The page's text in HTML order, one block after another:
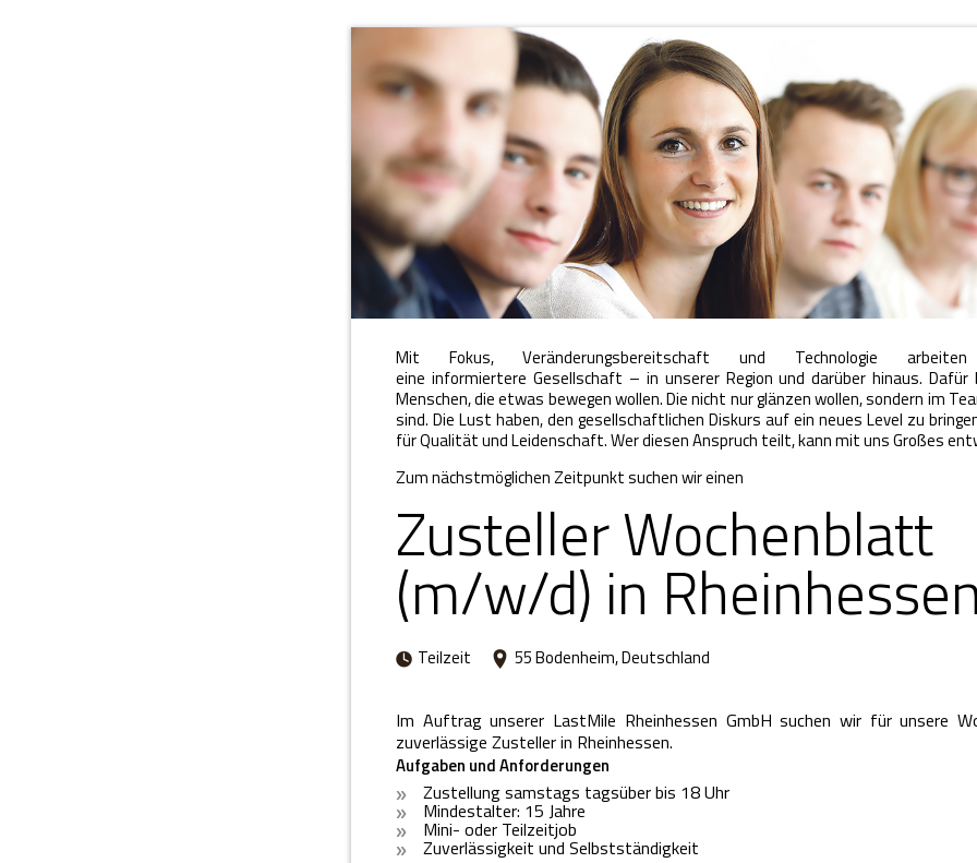
Mit Fokus, Veränderungsbereitschaft und Technologie
eine informiertere Gesellschaft – in unserer Region und darüber hinaus. Dafür
Menschen, die etwas bewegen wollen. Die nicht nur glänzen wollen, sondern im
sind. Die Lust haben, den gesellschaftlichen Diskurs auf ein neues Level zu
für Qualität und Leidenschaft. Wer diesen Anspruch teilt, kann mit uns Großes
Zum nächstmöglichen Zeitpunkt suchen wir einen
Zusteller Wochenblatt
(m/w/d) in Rheinhessen
Teilzeit 55 Bodenheim, Deutschland
Im Auftrag unserer LastMile Rheinhessen GmbH suchen wir für unsere
zuverlässige Zusteller in Rheinhessen.
Aufgaben und Anforderungen
Zustellung samstags tagsüber bis 18 Uhr
Mindestalter: 15 Jahre
Mini- oder Teilzeitjob
Zuverlässigkeit und Selbstständigkeit